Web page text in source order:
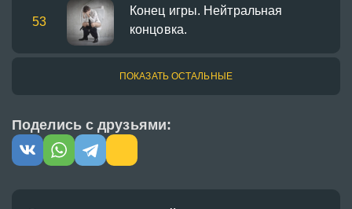
53
Конец игры. Нейтральная
концовка.
ПОКАЗАТЬ ОСТАЛЬНЫЕ
Поделись с друзьями: